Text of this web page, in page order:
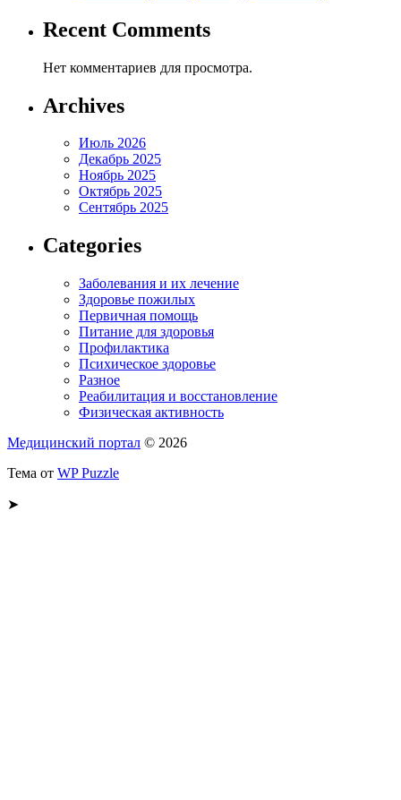
Recent Comments
Нет комментариев для просмотра.
Archives
Июль 2026
Декабрь 2025
Ноябрь 2025
Октябрь 2025
Сентябрь 2025
Categories
Заболевания и их лечение
Здоровье пожилых
Первичная помощь
Питание для здоровья
Профилактика
Психическое здоровье
Разное
Реабилитация и восстановление
Физическая активность
Медицинский портал © 2026
Тема от WP Puzzle
➤